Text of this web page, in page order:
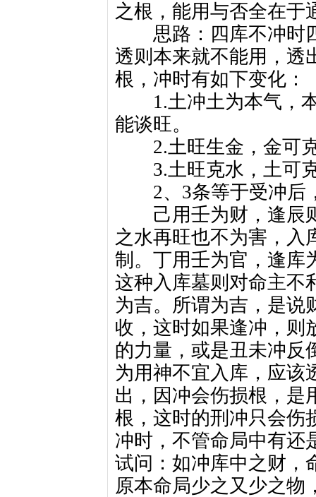
之根，能用与否全在于
思路：四库不冲时四
透则本来就不能用，透
根，冲时有如下变化：
1.土冲土为本气，本
能谈旺。
2.土旺生金，金可
3.土旺克水，土可
2、3条等于受冲后
己用壬为财，逢辰则
之水再旺也不为害，入
制。丁用壬为官，逢库
这种入库墓则对命主不
为吉。所谓为吉，是说
收，这时如果逢冲，则
的力量，或是丑未冲反
为用神不宜入库，应该
出，因冲会伤损根，是
根，这时的刑冲只会伤
冲时，不管命局中有还
试问：如冲库中之财，
原本命局少之又少之物